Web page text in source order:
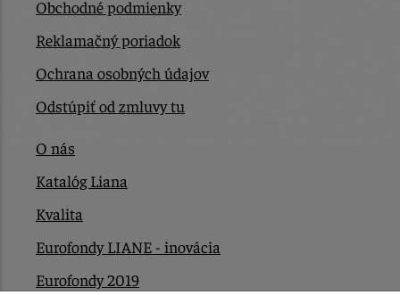
Obchodné podmienky
Reklamačný poriadok
Ochrana osobných údajov
Odstúpiť od zmluvy tu
O nás
Katalóg Liana
Kvalita
Eurofondy LIANE - inovácia
Eurofondy 2019